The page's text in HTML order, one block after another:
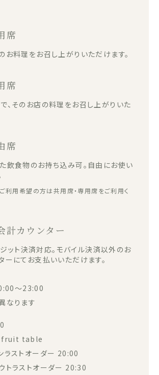
席
お料理をお召し上がりいただけます。
席
、そのお店の料理をお召し上がりいた
席
飲食物のお持ち込み可。自由にお使い
利用希望の方は共用席・専用席をご利用く
計カウンター
ット決済対応。モバイル決済以外のお
ーにてお支払いいただけます。
～23:00
なります
table
ストオーダー 20:00
ラストオーダー 20:30